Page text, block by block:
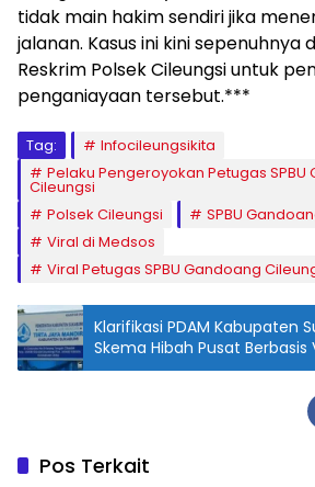
tidak main hakim sendiri jika
jalanan. Kasus ini kini sepenuhnya
Reskrim Polsek Cileungsi untuk
penganiayaan tersebut.***
Tag:
Infocileungsikita
Pelaku Pengeroyokan Petugas SPBU
Cileungsi
Polsek Cileungsi
SPBU
Viral di Medsos
Viral Petugas SPBU Gandoang
Klarifikasi PDAM Kabupaten
Skema Hibah Pusat Berbasis
Bukan Sekadar Usulan
Pos Terkait